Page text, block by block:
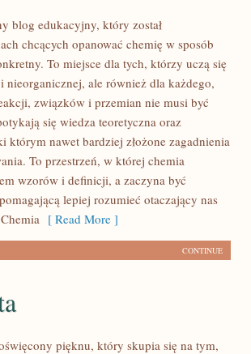
blog edukacyjny, który został
chcących opanować chemię w sposób
To miejsce dla tych, którzy uczą się
nieorganicznej, ale również dla każdego,
związków i przemian nie musi być
się wiedza teoretyczna oraz
którym nawet bardziej złożone zagadnienia
To przestrzeń, w której chemia
wzorów i definicji, a zaczyna być
lepiej rozumieć otaczający nas
[ Read More ]
CONTINUE
pięknu, który skupia się na tym,